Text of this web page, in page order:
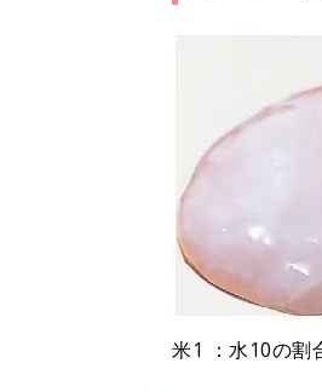
米1 ：水10の割